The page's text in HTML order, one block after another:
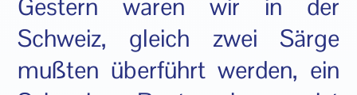
Gestern waren wir in der
Schweiz, gleich zwei Särge
mußten überführt werden, ein